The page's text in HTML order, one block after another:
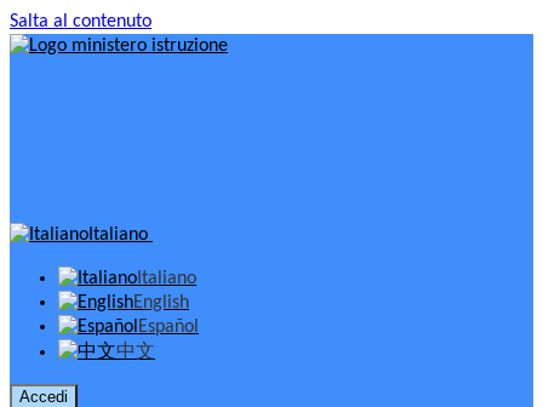
Salta al contenuto
Italiano
Italiano
English
Español
中文
Accedi